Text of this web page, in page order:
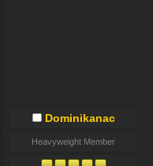
Dominikanac
Heavyweight Member